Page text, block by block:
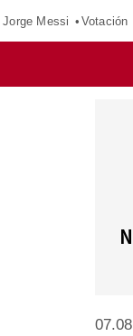
Jorge Messi Votación